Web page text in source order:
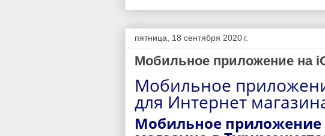
пятница, 18 сентября 2020 г.
Мобильное приложение на
Мобильное
для Интернет
Мобильное приложение